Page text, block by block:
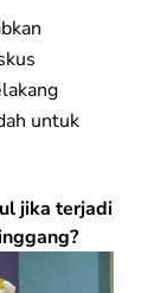
untuk
jika terjadi